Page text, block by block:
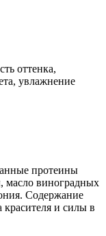
оттенка,
увлажнение
протеины
масло виноградных
Содержание
красителя и силы в